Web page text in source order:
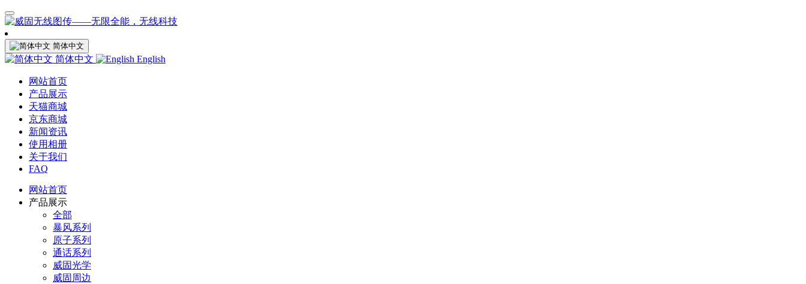
简体中文
简体中文 English
网站首页
产品展示
天猫商城
京东商城
新闻资讯
使用相册
关于我们
FAQ
网站首页
产品展示
全部
暴风系列
原子系列
通话系列
威固光学
威固周边